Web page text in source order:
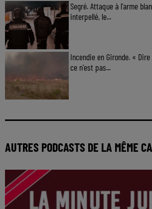
Segré. Attaque à l'arme
interpellé, le...
Incendie en Gironde. «
ce n'est pas...
AUTRES PODCASTS DE LA MÊME